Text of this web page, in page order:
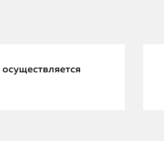
осуществляется